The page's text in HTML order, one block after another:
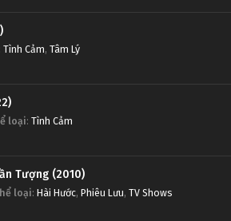
Tình Cảm, Tâm Lý
loại: Tình Cảm
Tượng (2010)
loại: Hài Hước, Phiêu Lưu, TV Shows